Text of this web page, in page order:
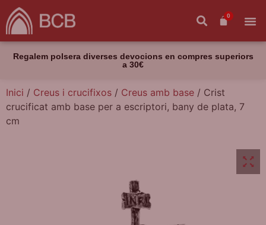
0
Regalem polsera diverses devocions en compres superiors
a 30€
Inici / Creus i crucifixos / Creus amb base / Crist
crucificat amb base per a escriptori, bany de plata, 7
cm